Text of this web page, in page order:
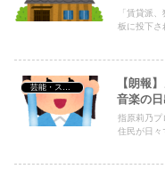
「賃貸派
板に投下さ
芸能・スポーツ・Youtuber
【朗報
音楽の
指原莉乃
住民が日々